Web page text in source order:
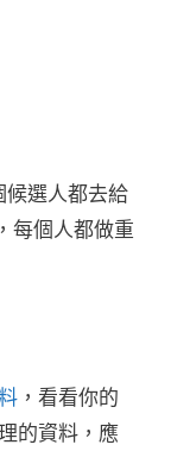
候選人都去給
每個人都做重
，看看你的
的資料，應